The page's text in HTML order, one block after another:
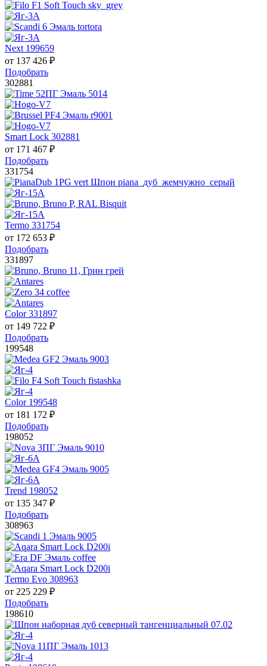
Next 199659
от 137 426 ₽
Подобрать
302881
Smart Lock 302881
от 171 467 ₽
Подобрать
331754
Termo 331754
от 172 653 ₽
Подобрать
331897
Color 331897
от 149 722 ₽
Подобрать
199548
Color 199548
от 181 172 ₽
Подобрать
198052
Trend 198052
от 135 347 ₽
Подобрать
308963
Termo Evo 308963
от 225 229 ₽
Подобрать
198610